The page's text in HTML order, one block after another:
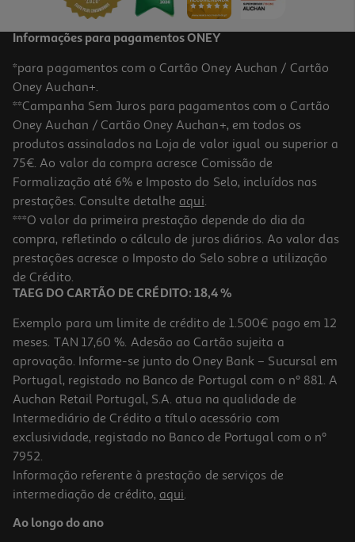
Informações para pagamentos ONEY
*para pagamentos com o Cartão Oney Auchan / Cartão
Oney Auchan+.
**Campanha Sem Juros para pagamentos com o Cartão
Oney Auchan / Cartão Oney Auchan+, em todos os
produtos assinalados na Loja de valor igual ou superior a
75€. Ao valor da compra acresce Comissão de
Formalização até 6% e Imposto do Selo, incluídos nas
prestações. Consulte detalhe aqui.
***O valor da primeira prestação depende do dia da
compra, refletindo o cálculo de juros diários. Ao valor das
prestações acresce o Imposto do Selo sobre a utilização
de Crédito.
TAEG DO CARTÃO DE CRÉDITO: 18,4 %
Exemplo para um limite de crédito de 1.500€ pago em 12
meses. TAN 17,60 %. Adesão ao Cartão sujeita a
aprovação. Informe-se junto do Oney Bank – Sucursal em
Portugal, registado no Banco de Portugal com o nº 881. A
Auchan Retail Portugal, S.A. atua na qualidade de
Intermediário de Crédito a título acessório com
exclusividade, registado no Banco de Portugal com o nº
7952.
Informação referente à prestação de serviços de
intermediação de crédito, aqui.
Ao longo do ano